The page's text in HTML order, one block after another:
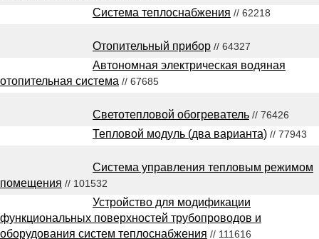
Система теплоснабжения // 62218
Отопительный прибор // 64327
Автономная электрическая водяная
отопительная система // 67685
Светотепловой обогреватель // 76426
Тепловой модуль (два варианта) // 77943
Система управления тепловым режимом
помещения // 101532
Устройство для модификации
функциональных поверхностей трубопроводов и
оборудования систем теплоснабжения // 111616